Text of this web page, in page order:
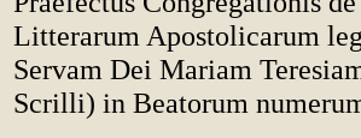
Litterarum Apostolicarum
Servam Dei Mariam
Scrilli) in Beatorum